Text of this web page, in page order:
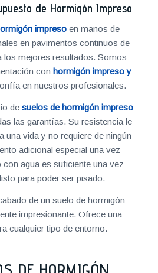
de Hormigón Impreso
impreso en manos de
en pavimentos continuos de
los mejores resultados. Somos
conhormigón impreso y
en nuestros profesionales.
desuelos de hormigón impreso
las garantías. Su resistencia le
una vida y no requiere de ningún
adicional especial una vez
con agua es suficiente una vez
para poder ser pisado.
de un suelo de hormigón
impresionante. Ofrece una
cualquier tipo de entorno.
DE HORMIGÓN